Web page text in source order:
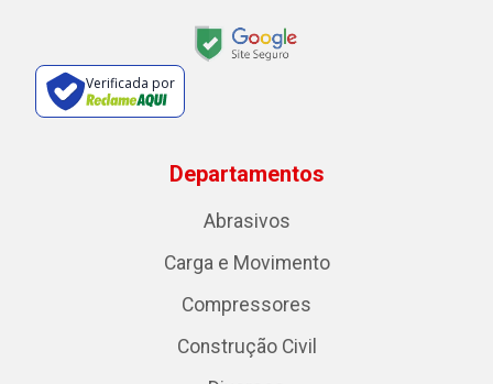
Verificada por
Departamentos
Abrasivos
Carga e Movimento
Compressores
Construção Civil